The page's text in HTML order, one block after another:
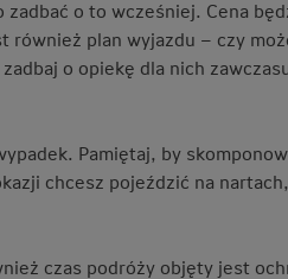
zadbać o to wcześniej. Cena
również plan wyjazdu – czy
o opiekę dla nich
Pamiętaj, by
chcesz pojeździć na
czas podróży objęty jest